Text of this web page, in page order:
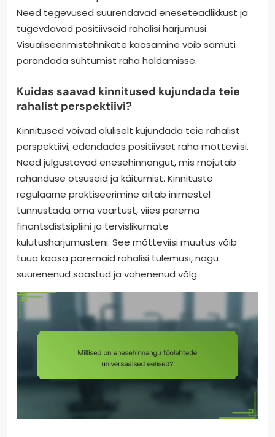
Need tegevused suurendavad eneseteadlikkust ja
tugevdavad positiivseid rahalisi harjumusi.
Visualiseerimistehnikate kaasamine võib samuti
parandada suhtumist raha haldamisse.
Kuidas saavad kinnitused kujundada teie
rahalist perspektiivi?
Kinnitused võivad oluliselt kujundada teie rahalist
perspektiivi, edendades positiivset raha mõtteviisi.
Need julgustavad enesehinnangut, mis mõjutab
rahanduse otsuseid ja käitumist. Kinnituste
regulaarne praktiseerimine aitab inimestel
tunnustada oma väärtust, viies parema
finantsdistsipliini ja tervislikumate
kulutusharjumusteni. See mõtteviisi muutus võib
tuua kaasa paremaid rahalisi tulemusi, nagu
suurenenud säästud ja vähenenud võlg.